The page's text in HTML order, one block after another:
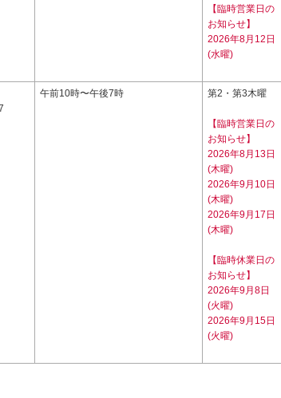
【臨時営業日の
お知らせ】
2026年8月12日
(水曜)
午前10時〜午後7時 第2・第3木曜
【臨時営業日の
お知らせ】
2026年8月13日
(木曜)
2026年9月10日
(木曜)
2026年9月17日
(木曜)
【臨時休業日の
お知らせ】
2026年9月8日
(火曜)
2026年9月15日
(火曜)